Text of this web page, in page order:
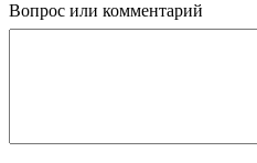
Вопрос или комментарий